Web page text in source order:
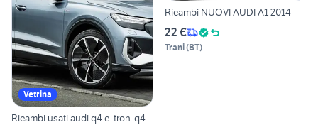
Vetrina
Ricambi usati audi q4 e-tron-q4
Ricambi NUOVI AUDI A1 2014
22 €
Trani(BT)